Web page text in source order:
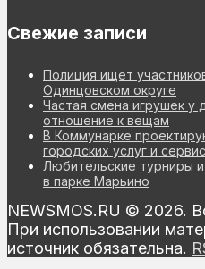
Свежие записи
Полиция ищет
Одинцовском округе
Частая смена игрушек у
отношение к вещам
В Коммунарке
городских услуг и
Любительские турниры
в парке Марьино
NEWSMOS.RU © 2026.
При использовании
источник обязательна.